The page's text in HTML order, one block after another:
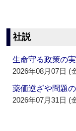
社説
生命守る政策の
2026年08月07日 (
薬価逆ざや問題
2026年07月31日 (